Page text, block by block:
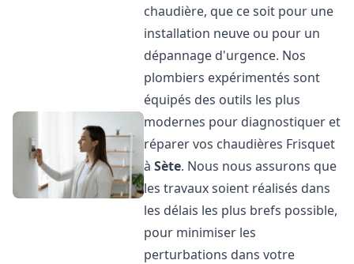
chaudière, que ce soit pour une
installation neuve ou pour un
dépannage d'urgence. Nos
plombiers expérimentés sont
équipés des outils les plus
modernes pour diagnostiquer et
réparer vos chaudières Frisquet
àSète. Nous nous assurons que
les travaux soient réalisés dans
les délais les plus brefs possible,
pour minimiser les
perturbations dans votre